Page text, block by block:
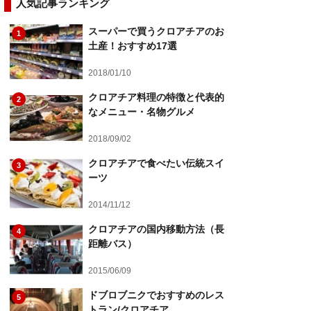
人気記事ランキング
1
スーパーで買うクロアチアのお
土産！おすすめ17選
2018/01/10
2
クロアチア料理の特徴と代表的
なメニュー・名物グルメ
2018/09/02
3
クロアチアで食べたい伝統スイ
ーツ
2014/11/12
4
クロアチアの国内移動方法（長
距離バス）
2015/06/09
5
ドブロブニクでおすすめのレス